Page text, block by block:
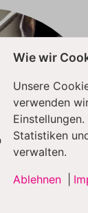
Wie wir
Unsere
verwenden
Statistiken
verwalten.
Ablehnen